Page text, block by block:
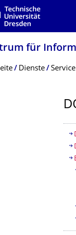
für
Menü
Dienste